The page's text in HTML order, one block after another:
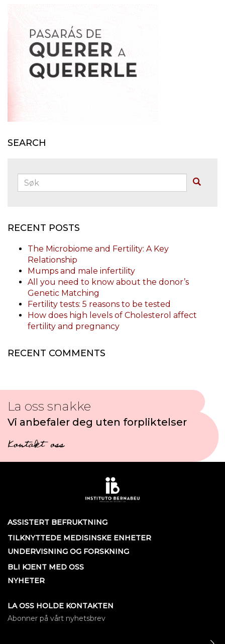
SEARCH
Søk:
RECENT POSTS
The Microbiome and Fertility: A Key
Relationship
Mumps and male infertility
All you need to know about the donor’s
Genetic Matching
Fertility tests: 5 reasons to be tested
How does high levels of Cholesterol affect
fertility and pregnancy
RECENT COMMENTS
La oss snakke
Vi anbefaler deg uten forpliktelser
Kontakt oss
ASSISTERT BEFRUKTNING
TILKNYTTEDE MEDISINSKE ENHETER
UNDERVISNING OG FORSKNING
BLI KJENT MED OSS
NYHETER
LA OSS HOLDE KONTAKTEN
Abonner på vårt nyhetsbrev